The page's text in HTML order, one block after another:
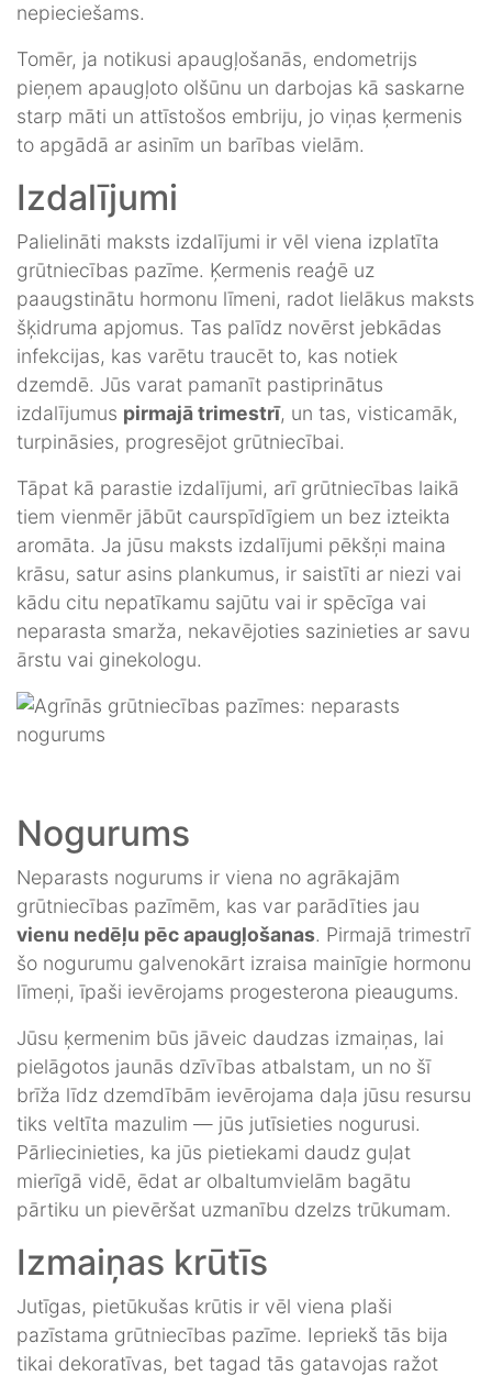
nepieciešams.
Tomēr, ja notikusi apaugļošanās, endometrijs
pieņem apaugļoto olšūnu un darbojas kā saskarne
starp māti un attīstošos embriju, jo viņas ķermenis
to apgādā ar asinīm un barības vielām.
Izdalījumi
Palielināti maksts izdalījumi ir vēl viena izplatīta
grūtniecības pazīme. Ķermenis reaģē uz
paaugstinātu hormonu līmeni, radot lielākus maksts
šķidruma apjomus. Tas palīdz novērst jebkādas
infekcijas, kas varētu traucēt to, kas notiek
dzemdē. Jūs varat pamanīt pastiprinātus
izdalījumus pirmajā trimestrī, un tas, visticamāk,
turpināsies, progresējot grūtniecībai.
Tāpat kā parastie izdalījumi, arī grūtniecības laikā
tiem vienmēr jābūt caurspīdīgiem un bez izteikta
aromāta. Ja jūsu maksts izdalījumi pēkšņi maina
krāsu, satur asins plankumus, ir saistīti ar niezi vai
kādu citu nepatīkamu sajūtu vai ir spēcīga vai
neparasta smarža, nekavējoties sazinieties ar savu
ārstu vai ginekologu.
Nogurums
Neparasts nogurums ir viena no agrākajām
grūtniecības pazīmēm, kas var parādīties jau
vienu nedēļu pēc apaugļošanas. Pirmajā trimestrī
šo nogurumu galvenokārt izraisa mainīgie hormonu
līmeņi, īpaši ievērojams progesterona pieaugums.
Jūsu ķermenim būs jāveic daudzas izmaiņas, lai
pielāgotos jaunās dzīvības atbalstam, un no šī
brīža līdz dzemdībām ievērojama daļa jūsu resursu
tiks veltīta mazulim — jūs jutīsieties nogurusi.
Pārliecinieties, ka jūs pietiekami daudz guļat
mierīgā vidē, ēdat ar olbaltumvielām bagātu
pārtiku un pievēršat uzmanību dzelzs trūkumam.
Izmaiņas krūtīs
Jutīgas, pietūkušas krūtis ir vēl viena plaši
pazīstama grūtniecības pazīme. Iepriekš tās bija
tikai dekoratīvas, bet tagad tās gatavojas ražot